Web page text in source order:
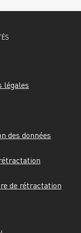
légales
des données
de rétractation